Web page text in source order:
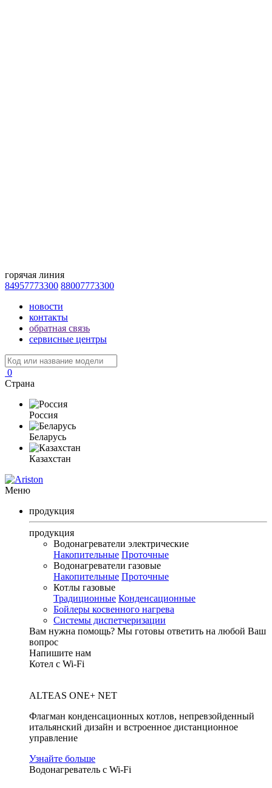
горячая линия
84957773300 88007773300
новости
контакты
обратная связь
сервисные центры
0
Страна
Россия
Беларусь
Казахстан
Меню
продукция
продукция
Водонагреватели электрические
Накопительные Проточные
Водонагреватели газовые
Накопительные Проточные
Котлы газовые
Традиционные Конденсационные
Бойлеры косвенного нагрева
Системы диспетчеризации
Вам нужна помощь? Мы готовы ответить на любой Ваш
вопрос
Напишите нам
Котел с Wi-Fi
ALTEAS ONE+ NET
Флагман конденсационных котлов, непревзойденный
итальянский дизайн и встроенное дистанционное
управление
Узнайте больше
Водонагреватель с Wi-Fi